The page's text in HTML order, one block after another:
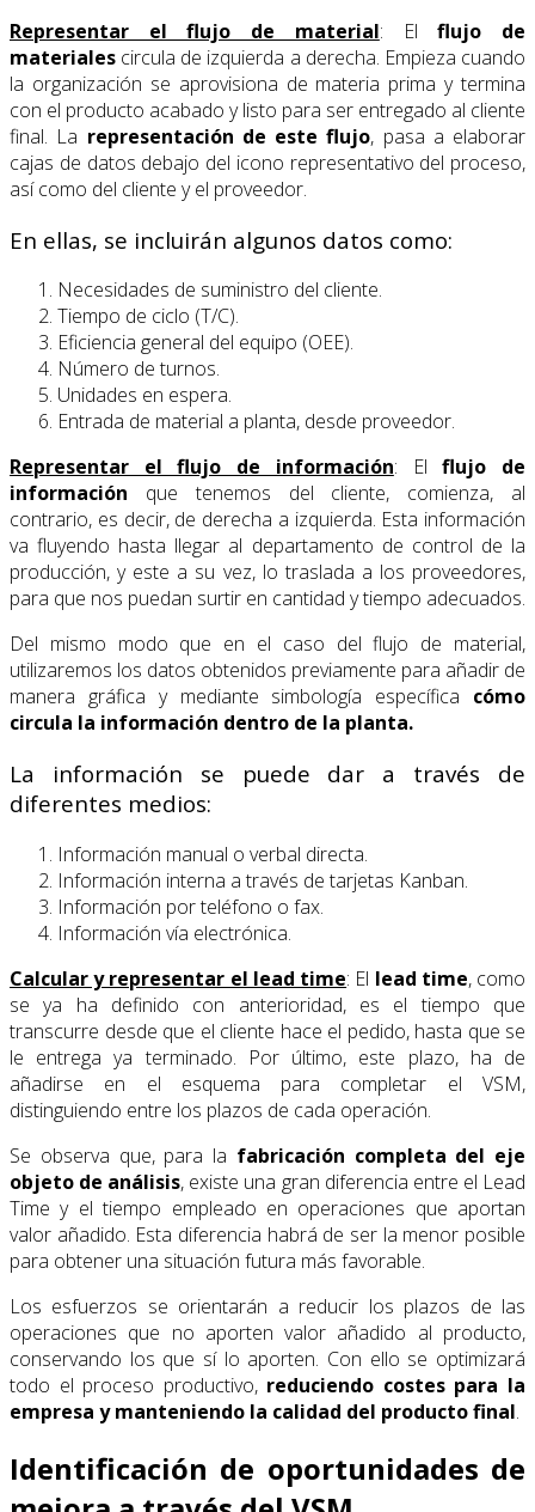
Representar el flujo de material: Elflujo de
materiales circula de izquierda a derecha. Empieza cuando
la organización se aprovisiona de materia prima y termina
con el producto acabado y listo para ser entregado al cliente
final. La representación de este flujo, pasa a elaborar
cajas de datos debajo del icono representativo del proceso,
así como del cliente y el proveedor.
En ellas, se incluirán algunos datos como:
Necesidades de suministro del cliente.
Tiempo de ciclo (T/C).
Eficiencia general del equipo (OEE).
Número de turnos.
Unidades en espera.
Entrada de material a planta, desde proveedor.
Representar el flujo de información: Elflujo de
información que tenemos del cliente, comienza, al
contrario, es decir, de derecha a izquierda. Esta información
va fluyendo hasta llegar al departamento de control de la
producción, y este a su vez, lo traslada a los proveedores,
para que nos puedan surtir en cantidad y tiempo adecuados.
Del mismo modo que en el caso del flujo de material,
utilizaremos los datos obtenidos previamente para añadir de
manera gráfica y mediante simbología específica cómo
circula la información dentro de la planta.
La información se puede dar a través de
diferentes medios:
Información manual o verbal directa.
Información interna a través de tarjetas Kanban.
Información por teléfono o fax.
Información vía electrónica.
Calcular y representar el lead time: El lead time, como
se ya ha definido con anterioridad, es el tiempo que
transcurre desde que el cliente hace el pedido, hasta que se
le entrega ya terminado. Por último, este plazo, ha de
añadirse en el esquema para completar el VSM,
distinguiendo entre los plazos de cada operación.
Se observa que, para la fabricación completa del eje
objeto de análisis, existe una gran diferencia entre el Lead
Time y el tiempo empleado en operaciones que aportan
valor añadido. Esta diferencia habrá de ser la menor posible
para obtener una situación futura más favorable.
Los esfuerzos se orientarán a reducir los plazos de las
operaciones que no aporten valor añadido al producto,
conservando los que sí lo aporten. Con ello se optimizará
todo el proceso productivo, reduciendo costes para la
empresa y manteniendo la calidad del producto final.
Identificación de oportunidades de